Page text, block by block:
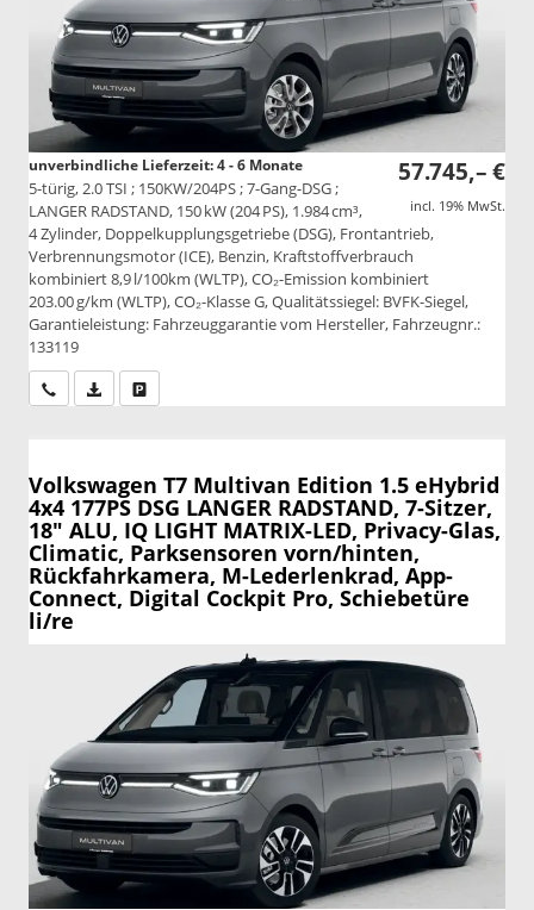
57.745,– €
incl. 19% MwSt.
unverbindliche Lieferzeit: 4 - 6 Monate
5-türig, 2.0 TSI ; 150KW/204PS ; 7-Gang-DSG ;
LANGER RADSTAND, 150 kW (204 PS), 1.984 cm³,
4 Zylinder, Doppelkupplungsgetriebe (DSG), Frontantrieb,
Verbrennungsmotor (ICE), Benzin, Kraftstoffverbrauch
kombiniert 8,9 l/100km (WLTP), CO₂-Emission kombiniert
203.00 g/km (WLTP), CO₂-Klasse G, Qualitätssiegel: BVFK-Siegel,
Garantieleistung: Fahrzeuggarantie vom Hersteller, Fahrzeugnr.:
133119
Wir rufen Sie anPDF-Datei, Fahrzeugexposé drucken
Volkswagen T7 Multivan Edition 1.5 eHybrid
4x4 177PS DSG LANGER RADSTAND, 7-Sitzer,
18" ALU, IQ LIGHT MATRIX-LED, Privacy-Glas,
Climatic, Parksensoren vorn/hinten,
Rückfahrkamera, M-Lederlenkrad, App-
Connect, Digital Cockpit Pro, Schiebetüre
li/re